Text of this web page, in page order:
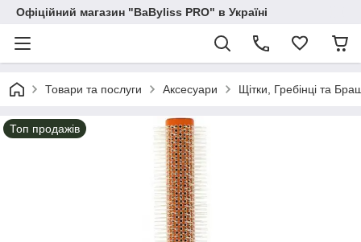
Офіційний магазин "BaByliss PRO" в Україні
Товари та послуги Аксесуари Щітки, Гребінці та
Топ продажів